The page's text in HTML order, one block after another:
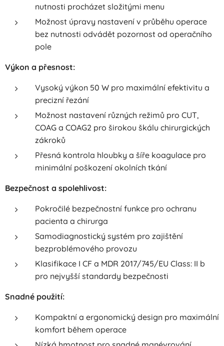
nutnosti procházet složitými menu
Možnost úpravy nastavení v průběhu operace
bez nutnosti odvádět pozornost od operačního
pole
Výkon a přesnost:
Vysoký výkon 50 W pro maximální efektivitu a
precizní řezání
Možnost nastavení různých režimů pro CUT,
COAG a COAG2 pro širokou škálu chirurgických
zákroků
Přesná kontrola hloubky a šíře koagulace pro
minimální poškození okolních tkání
Bezpečnost a spolehlivost:
Pokročilé bezpečnostní funkce pro ochranu
pacienta a chirurga
Samodiagnostický systém pro zajištění
bezproblémového provozu
Klasifikace I CF a MDR 2017/745/EU Class: II b
pro nejvyšší standardy bezpečnosti
Snadné použití:
Kompaktní a ergonomický design pro maximální
komfort během operace